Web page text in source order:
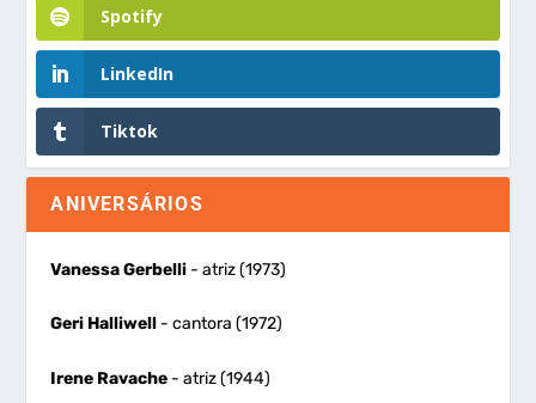
Spotify
LinkedIn
Tiktok
ANIVERSÁRIOS
Vanessa Gerbelli - atriz (1973)
Geri Halliwell - cantora (1972)
Irene Ravache - atriz (1944)